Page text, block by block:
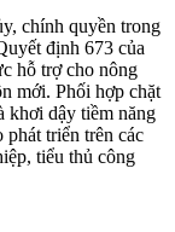
chính quyền trong
định 673 của
hỗ trợ cho nông
mới. Phối hợp chặt
khơi dậy tiềm năng
phát triển trên các
tiểu thủ công